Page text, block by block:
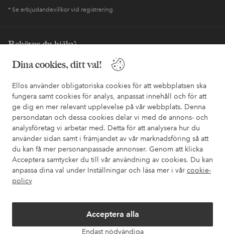
Dina cookies, ditt val!
Ellos använder obligatoriska cookies för att webbplatsen ska
fungera samt cookies för analys, anpassat innehåll och för att
ge dig en mer relevant upplevelse på vår webbplats. Denna
persondatan och dessa cookies delar vi med de annons- och
analysföretag vi arbetar med. Detta för att analysera hur du
använder sidan samt i främjandet av vår marknadsföring så att
du kan få mer personanpassade annonser. Genom att klicka
Acceptera samtycker du till vår användning av cookies. Du kan
anpassa dina val under Inställningar och läsa mer i vår cookie-
policy
Acceptera alla
Endast nödvändiga
* Se erbjudandevillkor vid registrering
Behöver du hjälp?
I vår FAQ hittar du svaren på de vanligaste frågorna. Här finns
också information om hur du enklast kontaktar oss.
Kundservice Beställning Betalsätt
Mina sidor
Om Ellos
Villkor